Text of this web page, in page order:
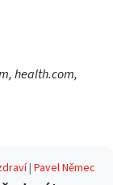
health.com,
|Pavel Němec